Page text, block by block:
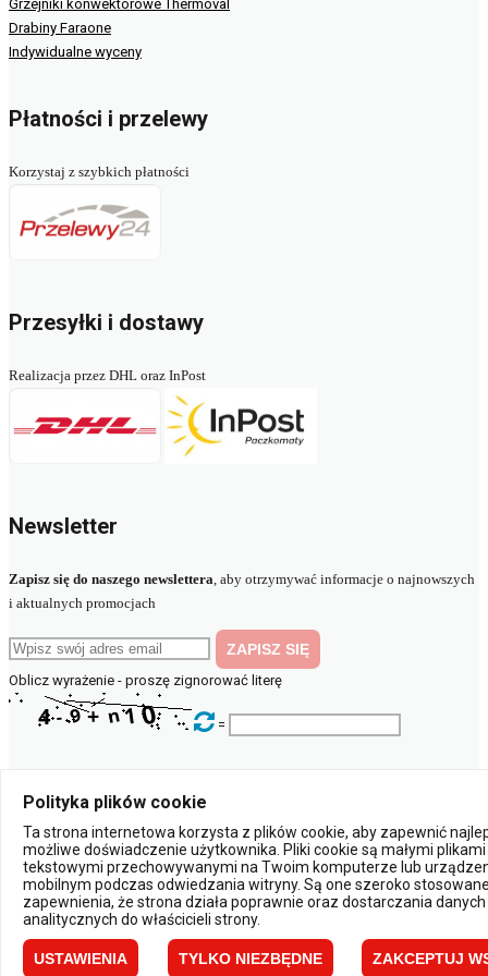
Grzejniki konwektorowe Thermoval
Drabiny Faraone
Indywidualne wyceny
Płatności i przelewy
Korzystaj z szybkich płatności
Przesyłki i dostawy
Realizacja przez DHL oraz InPost
Newsletter
Zapisz się do naszego newslettera , aby otrzymywać informacje o najnowszych
i aktualnych promocjach
Oblicz wyrażenie - proszę zignorować literę
=
Powered by:
Polityka plików cookie
Ta strona internetowa korzysta z plików cookie, aby zapewnić
możliwe doświadczenie użytkownika. Pliki cookie są małymi plikami
tekstowymi przechowywanymi na Twoim komputerze lub
mobilnym podczas odwiedzania witryny. Są one szeroko
zapewnienia, że strona działa poprawnie oraz dostarczania danych
analitycznych do właścicieli strony.
USTAWIENIA TYLKO NIEZBĘDNE ZAKCEPTUJ
×
Powiadomienia
Zamknij Zapisz